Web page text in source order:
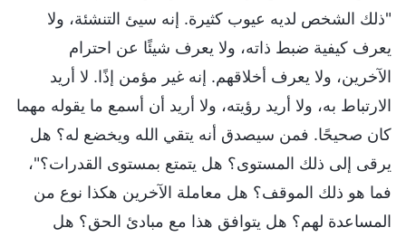
"ذلك الشخص لديه عيوب كثيرة. إنه سيئ التنشئة، ولا
يعرف كيفية ضبط ذاته، ولا يعرف شيئًا عن احترام
الآخرين، ولا يعرف أخلاقهم. إنه غير مؤمن إذًا. لا أريد
الارتباط به، ولا أريد رؤيته، ولا أريد أن أسمع ما يقوله مهما
كان صحيحًا. فمن سيصدق أنه يتقي الله ويخضع له؟ هل
يرقى إلى ذلك المستوى؟ هل يتمتع بمستوى القدرات؟"،
فما هو ذلك الموقف؟ هل معاملة الآخرين هكذا نوع من
المساعدة لهم؟ هل يتوافق هذا مع مبادئ الحق؟ هل